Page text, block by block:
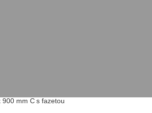
900 mm C s fazetou